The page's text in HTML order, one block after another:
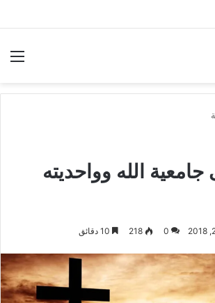
جامعية الله وواحديته
0
218